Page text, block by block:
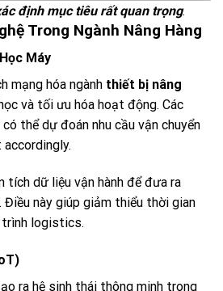
định mục tiêu rất quan trọng.
Trong Ngành Nâng Hàng
Máy
mạng hóa ngành thiết bị nâng
và tối ưu hóa hoạt động. Các
thể dự đoán nhu cầu vận chuyển
tích dữ liệu vận hành để đưa ra
này giúp giảm thiểu thời gian
trình logistics.
ra hệ sinh thái thông minh trong